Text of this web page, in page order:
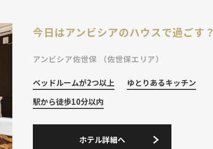
今日はアンビシアのハウスで過ごす？
アンビシア佐世保 （佐世保エリア）
ベッドルームが2つ以上
ゆとりあるキッチン
駅から徒歩10分以内
ホテル詳細へ